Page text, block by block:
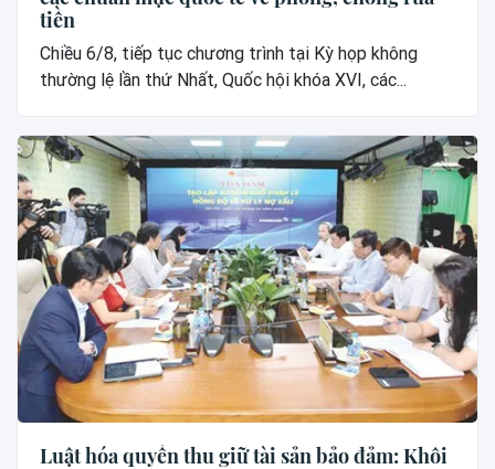
tiền
Chiều 6/8, tiếp tục chương trình tại Kỳ họp không
thường lệ lần thứ Nhất, Quốc hội khóa XVI, các...
Luật hóa quyền thu giữ tài sản bảo đảm: Khôi